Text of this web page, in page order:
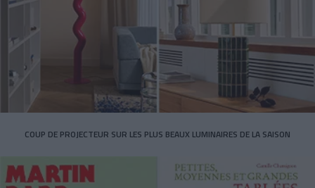
COUP DE PROJECTEUR SUR LES PLUS BEAUX LUMINAIRES DE LA SAISON